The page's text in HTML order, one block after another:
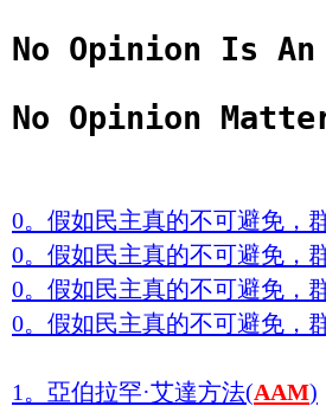
No Opinion Is An
No Opinion
0。假如民主真的不可避免，
0。假如民主真的不可避免，
0。假如民主真的不可避免，
0。假如民主真的不可避免，
1。亞伯拉罕·艾達方法(AAM)